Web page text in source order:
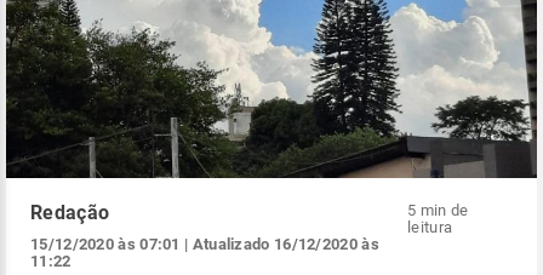
Redação
15/12/2020 às 07:01 | Atualizado 16/12/2020 às
11:22
5 min de
leitura